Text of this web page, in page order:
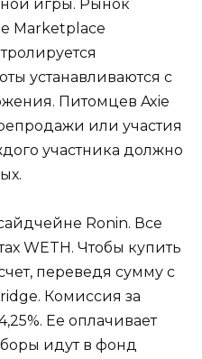
игры. Рынок
Marketplace
устанавливаются с
Питомцев Axie
или участия
участника должно
Ronin. Все
WETH. Чтобы купить
переведя сумму с
Комиссия за
Ее оплачивает
идут в фонд